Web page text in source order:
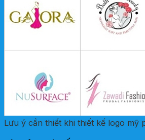
Lưu ý cần thiết khi thiết kế logo mỹ